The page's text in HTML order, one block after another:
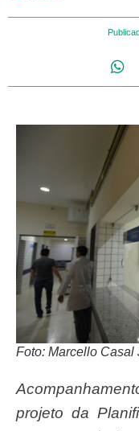
Foto: Marcello Casal
Acompanhamento é realizado no âmbito do
projeto da